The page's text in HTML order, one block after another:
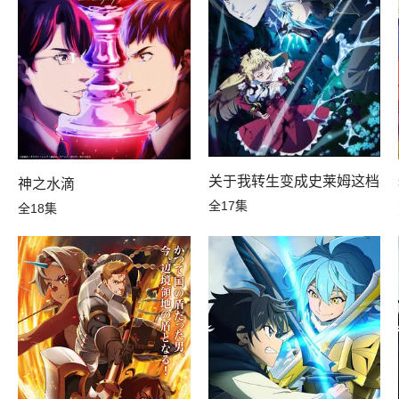
季神之水滴
全18集
关于我转生变成史莱姆这档事
全17集